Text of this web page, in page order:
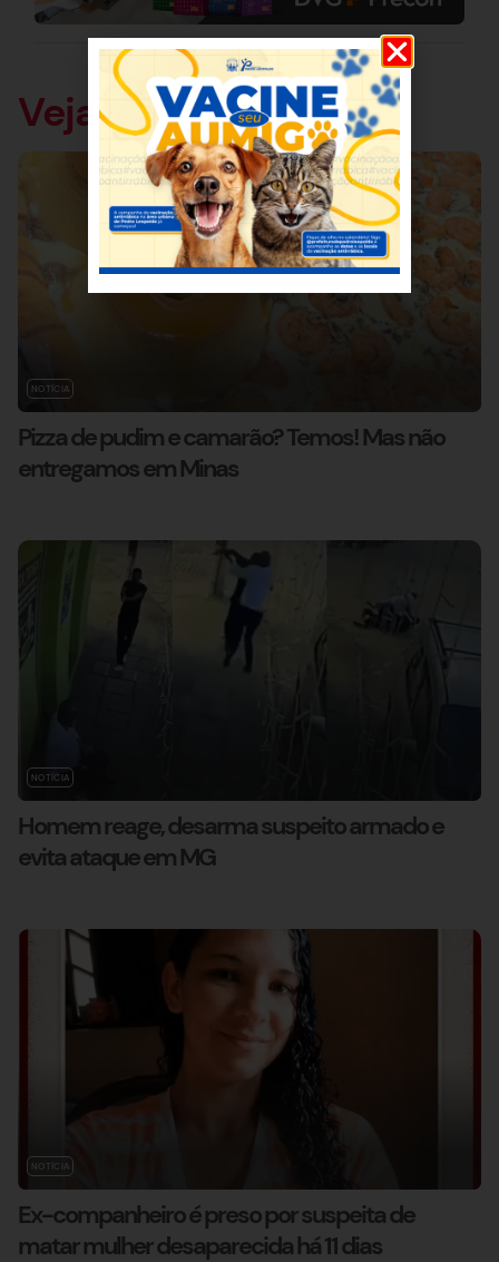
Veja também
NOTÍCIA
Pizza de pudim e camarão? Temos! Mas não
entregamos em Minas
NOTÍCIA
Homem reage, desarma suspeito armado e
evita ataque em MG
NOTÍCIA
Ex-companheiro é preso por suspeita de
matar mulher desaparecida há 11 dias